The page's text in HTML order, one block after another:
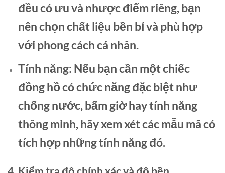
đều có ưu và nhược điểm riêng, bạn
nên chọn chất liệu bền bỉ và phù hợp
với phong cách cá nhân.
Tính năng: Nếu bạn cần một chiếc
đồng hồ có chức năng đặc biệt như
chống nước, bấm giờ hay tính năng
thông minh, hãy xem xét các mẫu mã có
tích hợp những tính năng đó.
4. Kiểm tra độ chính xác và độ bền